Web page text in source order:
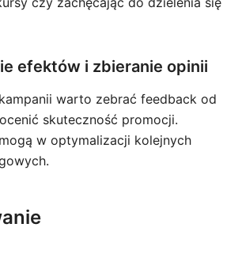
efektów i zbieranie opinii
warto zebrać feedback od
skuteczność promocji.
w optymalizacji kolejnych